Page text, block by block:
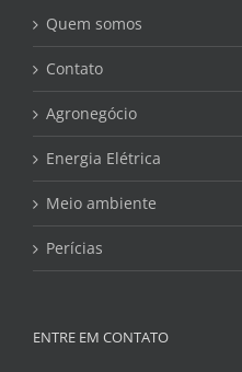
Quem somos
Contato
Agronegócio
Energia Elétrica
Meio ambiente
Perícias
ENTRE EM CONTATO